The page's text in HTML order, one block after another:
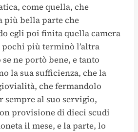
come quella, che
più bella parte che
egli poi finita quella camera
più terminò l’altra
ne portò bene, e tanto
la sua sufficienza, che la
che fermandolo
sempre al suo servigio,
provisione di dieci scudi
il mese, e la parte, lo